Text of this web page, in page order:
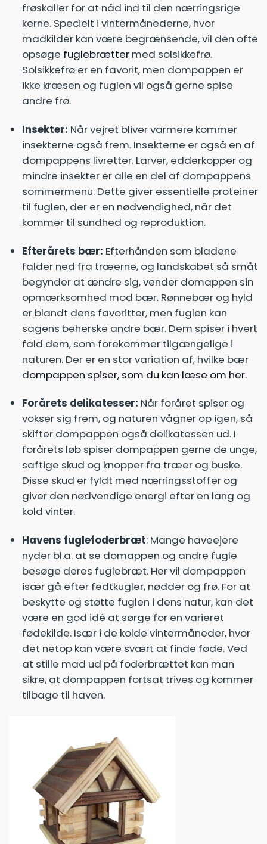
frøskaller for at nåd ind til den nærringsrige
kerne. Specielt i vintermånederne, hvor
madkilder kan være begrænsende, vil den ofte
opsøge fuglebrættermed solsikkefrø.
Solsikkefrø er en favorit, men dompappen er
ikke kræsen og fuglen vil også gerne spise
andre frø.
Insekter: Når vejret bliver varmere kommer
insekterne også frem. Insekterne er også en af
dompappens livretter. Larver, edderkopper og
mindre insekter er alle en del af dompappens
sommermenu. Dette giver essentielle proteiner
til fuglen, der er en nødvendighed, når det
kommer til sundhed og reproduktion.
Efterårets bær: Efterhånden som bladene
falder ned fra træerne, og landskabet så småt
begynder at ændre sig, vender domappen sin
opmærksomhed mod bær. Rønnebær og hyld
er blandt dens favoritter, men fuglen kan
sagens beherske andre bær. Dem spiser i hvert
fald dem, som forekommer tilgængelige i
naturen. Der er en stor variation af, hvilke bær
dompappen spiser, som du kan læse om her.
Forårets delikatesser: Når foråret spiser og
vokser sig frem, og naturen vågner op igen, så
skifter dompappen også delikatessen ud. I
forårets løb spiser dompappen gerne de unge,
saftige skud og knopper fra træer og buske.
Disse skud er fyldt med nærringsstoffer og
giver den nødvendige energi efter en lang og
kold vinter.
Havens fuglefoderbræt: Mange haveejere
nyder bl.a. at se domappen og andre fugle
besøge deres fuglebræt. Her vil dompappen
især gå efter fedtkugler, nødder og frø. For at
beskytte og støtte fuglen i dens natur, kan det
være en god idé at sørge for en varieret
fødekilde. Især i de kolde vintermåneder, hvor
det netop kan være svært at finde føde. Ved
at stille mad ud på foderbrættet kan man
sikre, at dompappen fortsat trives og kommer
tilbage til haven.